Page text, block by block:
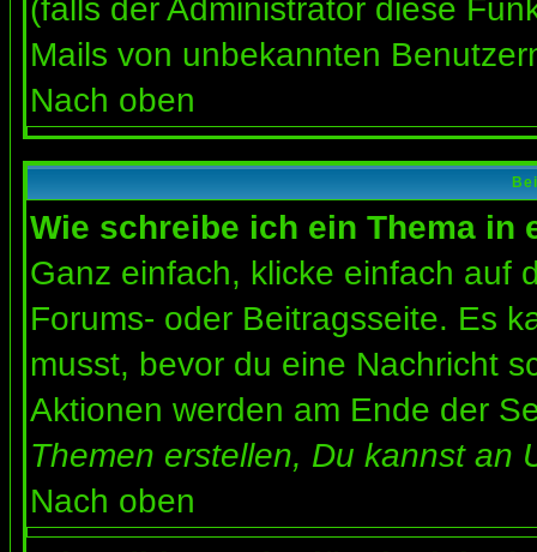
(falls der Administrator diese
Mails von unbekannten
Nach oben
Wie schreibe ich ein Thema in
Ganz einfach, klicke einfach auf
Forums- oder Beitragsseite. Es
musst, bevor du eine Nachricht
Aktionen werden am Ende der
Themen erstellen, Du kannst an
Nach oben